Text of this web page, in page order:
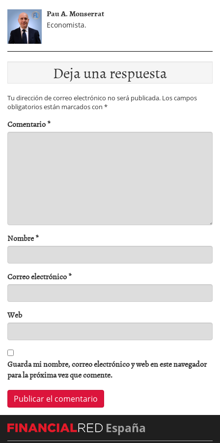
Pau A. Monserrat
Economista.
Deja una respuesta
Tu dirección de correo electrónico no será publicada. Los campos
obligatorios están marcados con *
Comentario*
Nombre*
Correo electrónico*
Web
Guarda mi nombre, correo electrónico y web en este navegador
para la próxima vez que comente.
España